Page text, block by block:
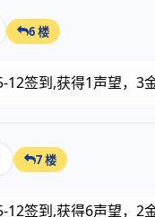
6 楼
12签到,获得1声望，3
7 楼
12签到,获得6声望，2